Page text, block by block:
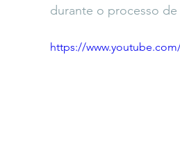
durante o processo
https://